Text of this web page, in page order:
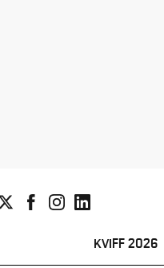
KVIFF 2026